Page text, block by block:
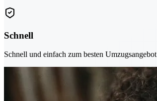
Schnell
Schnell und einfach zum besten Umzugsangebot